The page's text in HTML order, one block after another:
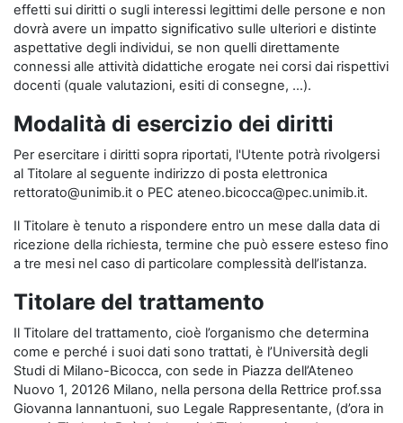
effetti sui diritti o sugli interessi legittimi delle persone e non
dovrà avere un impatto significativo sulle ulteriori e distinte
aspettative degli individui, se non quelli direttamente
connessi alle attività didattiche erogate nei corsi dai rispettivi
docenti (quale valutazioni, esiti di consegne, …).
Modalità di esercizio dei diritti
Per esercitare i diritti sopra riportati, l'Utente potrà rivolgersi
al Titolare al seguente indirizzo di posta elettronica
rettorato@unimib.it o PEC ateneo.bicocca@pec.unimib.it.
Il Titolare è tenuto a rispondere entro un mese dalla data di
ricezione della richiesta, termine che può essere esteso fino
a tre mesi nel caso di particolare complessità dell’istanza.
Titolare del trattamento
Il Titolare del trattamento, cioè l’organismo che determina
come e perché i suoi dati sono trattati, è l’Università degli
Studi di Milano-Bicocca, con sede in Piazza dell’Ateneo
Nuovo 1, 20126 Milano, nella persona della Rettrice prof.ssa
Giovanna Iannantuoni, suo Legale Rappresentante, (d’ora in